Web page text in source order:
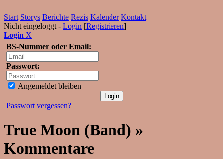
Start Storys Berichte Rezis Kalender Kontakt
Nicht eingeloggt - Login [Registrieren]
Login X
BS-Nummer oder Email:
Passwort:
Angemeldet bleiben
Passwort vergessen?
True Moon (Band) »
Kommentare